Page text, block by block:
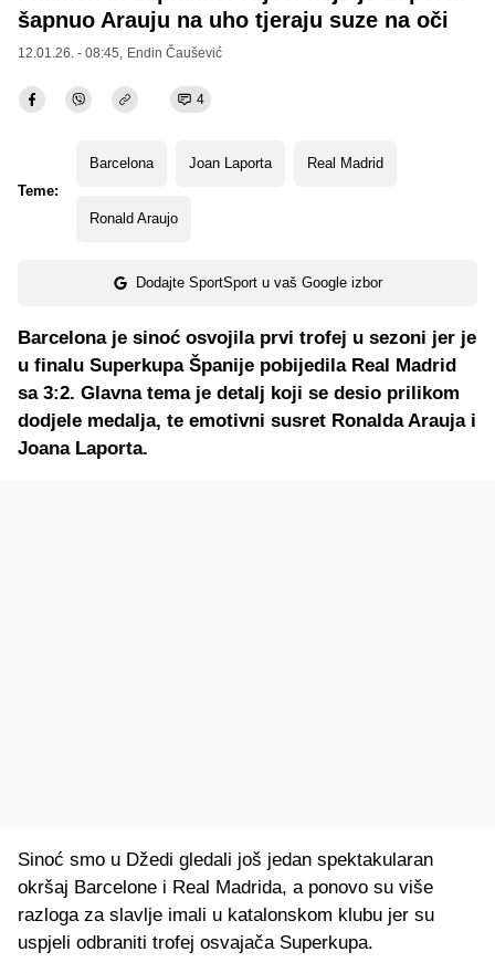
šapnuo Arauju na uho tjeraju suze na oči
12.01.26. - 08:45, Endin Čaušević
4
Teme:
Barcelona Joan Laporta Real Madrid
Ronald Araujo
Dodajte SportSport u vaš Google izbor
Barcelona je sinoć osvojila prvi trofej u sezoni jer je
u finalu Superkupa Španije pobijedila Real Madrid
sa 3:2. Glavna tema je detalj koji se desio prilikom
dodjele medalja, te emotivni susret Ronalda Arauja i
Joana Laporta.
Sinoć smo u Džedi gledali još jedan spektakularan
okršaj Barcelone i Real Madrida, a ponovo su više
razloga za slavlje imali u katalonskom klubu jer su
uspjeli odbraniti trofej osvajača Superkupa.